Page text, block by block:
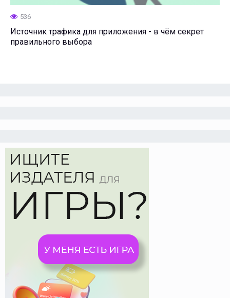
536
Источник трафика для приложения - в чём секрет
правильного выбора